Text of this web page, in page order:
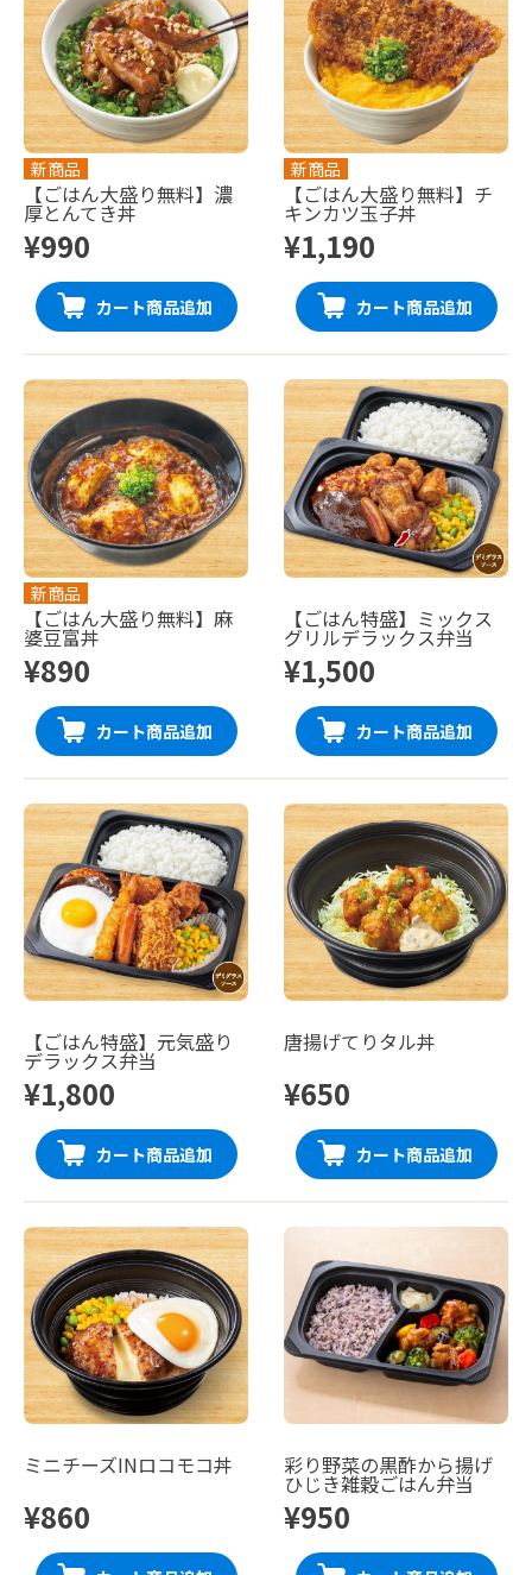
新商品
【ごはん大盛り無料】濃
厚とんてき丼
¥990
カート商品追加
新商品
【ごはん大盛り無料】チ
キンカツ玉子丼
¥1,190
カート商品追加
新商品
【ごはん大盛り無料】麻
婆豆富丼
¥890
カート商品追加
【ごはん特盛】ミックス
グリルデラックス弁当
¥1,500
カート商品追加
【ごはん特盛】元気盛り
デラックス弁当
¥1,800
カート商品追加
唐揚げてりタル丼
¥650
カート商品追加
ミニチーズINロコモコ丼
¥860
彩り野菜の黒酢から揚げ
ひじき雑穀ごはん弁当
¥950